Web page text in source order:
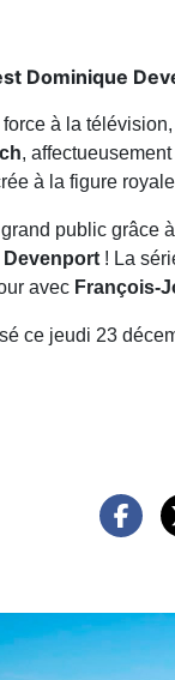
Dominique
à la
,
à la figure
public grâce
Devenport ! La
avec François-
ce jeudi 23